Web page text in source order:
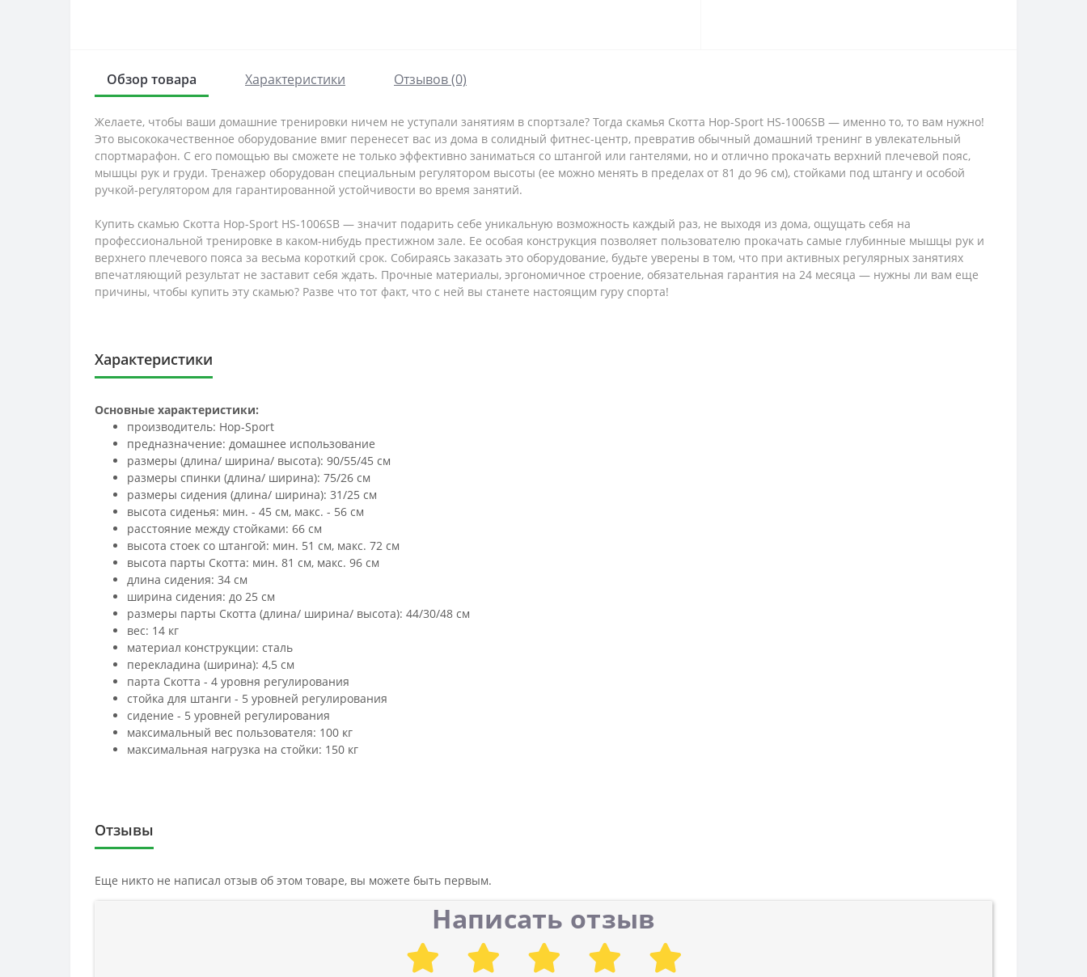
Обзор товара Характеристики Отзывов (0)
Желаете, чтобы ваши домашние тренировки ничем не уступали занятиям в спортзале? Тогда скамья Скотта Hop-Sport HS-1006SB — именно то, то вам нужно!
Это высококачественное оборудование вмиг перенесет вас из дома в солидный фитнес-центр, превратив обычный домашний тренинг в увлекательный
спортмарафон. С его помощью вы сможете не только эффективно заниматься со штангой или гантелями, но и отлично прокачать верхний плечевой пояс,
мышцы рук и груди. Тренажер оборудован специальным регулятором высоты (ее можно менять в пределах от 81 до 96 см), стойками под штангу и особой
ручкой-регулятором для гарантированной устойчивости во время занятий.
Купить скамью Скотта Hop-Sport HS-1006SB — значит подарить себе уникальную возможность каждый раз, не выходя из дома, ощущать себя на
профессиональной тренировке в каком-нибудь престижном зале. Ее особая конструкция позволяет пользователю прокачать самые глубинные мышцы рук и
верхнего плечевого пояса за весьма короткий срок. Собираясь заказать это оборудование, будьте уверены в том, что при активных регулярных занятиях
впечатляющий результат не заставит себя ждать. Прочные материалы, эргономичное строение, обязательная гарантия на 24 месяца — нужны ли вам еще
причины, чтобы купить эту скамью? Разве что тот факт, что с ней вы станете настоящим гуру спорта!
Характеристики
Основные характеристики:
производитель: Hop-Sport
предназначение: домашнее использование
размеры (длина/ ширина/ высота): 90/55/45 см
размеры спинки (длина/ ширина): 75/26 см
размеры сидения (длина/ ширина): 31/25 см
высота сиденья: мин. - 45 см, макс. - 56 см
расстояние между стойками: 66 см
высота стоек со штангой: мин. 51 см, макс. 72 см
высота парты Скотта: мин. 81 см, макс. 96 см
длина сидения: 34 см
ширина сидения: до 25 см
размеры парты Скотта (длина/ ширина/ высота): 44/30/48 см
вес: 14 кг
материал конструкции: сталь
перекладина (ширина): 4,5 см
парта Скотта - 4 уровня регулирования
стойка для штанги - 5 уровней регулирования
сидение - 5 уровней регулирования
максимальный вес пользователя: 100 кг
максимальная нагрузка на стойки: 150 кг
Отзывы
Еще никто не написал отзыв об этом товаре, вы можете быть первым.
Написать отзыв